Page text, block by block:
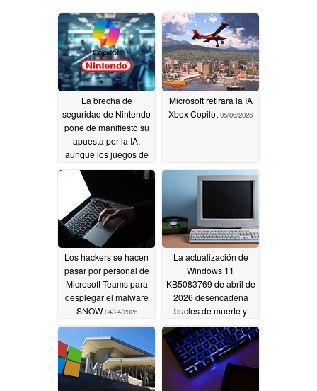
La brecha de
seguridad de Nintendo
pone de manifiesto su
apuesta por la IA,
aunque los juegos de
la Switch 2 eviten el
uso de estas
herramientas
Microsoft retirará la IA
Xbox Copilot 05/06/2026
Los hackers se hacen
pasar por personal de
Microsoft Teams para
desplegar el malware
SNOW04/24/2026
La actualización de
Windows 11
KB5083769 de abril de
2026 desencadena
bucles de muerte y
BSODs04/24/2026